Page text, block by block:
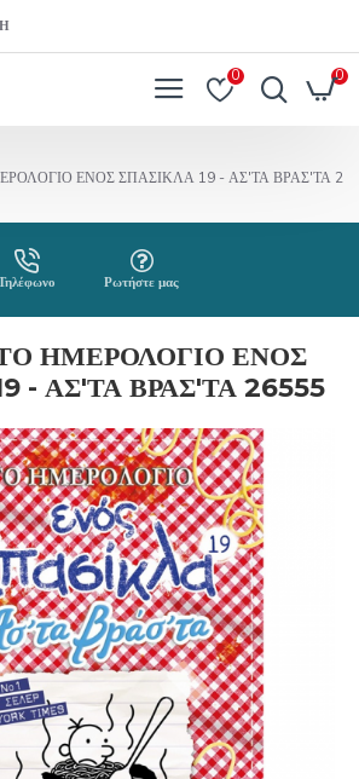
0 0
ΕΝΟΣ ΣΠΑΣΙΚΛΑ 19 - ΑΣ'ΤΑ ΒΡΑΣ'ΤΑ 2
Ρωτήστε μας
ΗΜΕΡΟΛΟΓΙΟ ΕΝΟΣ
- ΑΣ'ΤΑ ΒΡΑΣ'ΤΑ 26555